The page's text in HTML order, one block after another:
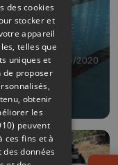
19/06/2020
les
des cookies
stocker et
appareil
telles que
uniques et
de proposer
obtenir
les
peuvent
ces fins et à
données